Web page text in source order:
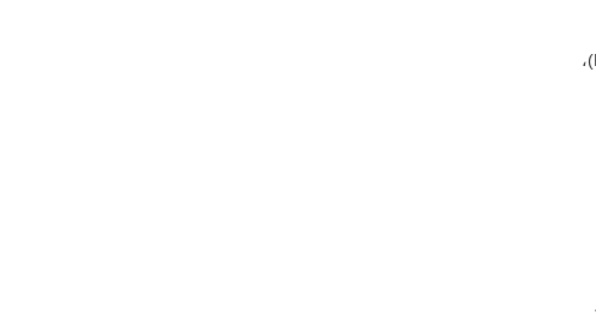
پردازش زبان طبیعی (Natural Language Processing یا NLP)، بینایی ماشین (Computer Vision)، یادگیری تقویتی (Reinforcement Learning)،